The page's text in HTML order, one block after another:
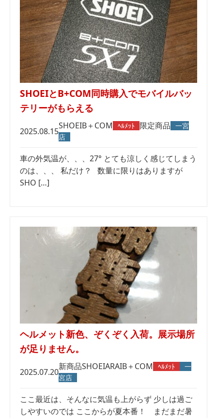
SHOEIとB+COM同時購入でモバイルバッ
テリーがもらえる
2025.08.15
SHOEIB＋COM ﾍﾙﾒｯﾄ 限定商品 一宮
店
車の外気温が、、、27° とても涼しく感じてしまう
のは、、、 私だけ？ 数量に限りはありますが
SHO […]
ヘルメット新色、ぞくぞく入荷。展示場所
が足りません。
2025.07.20
新商品SHOEIARAIB＋COM ﾍﾙﾒｯﾄ
一
宮店
ここ最近は、そんなに気温も上がらず 少しは過ご
しやすいのでは ここからが夏本番！ まだまだ暑